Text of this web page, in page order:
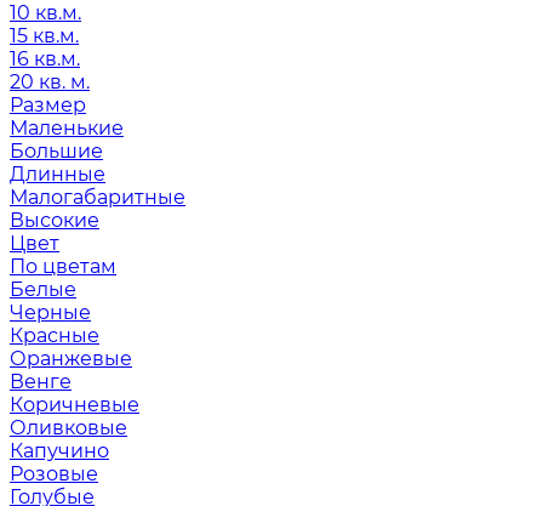
10 кв.м.
15 кв.м.
16 кв.м.
20 кв. м.
Размер
Маленькие
Большие
Длинные
Малогабаритные
Высокие
Цвет
По цветам
Белые
Черные
Красные
Оранжевые
Венге
Коричневые
Оливковые
Капучино
Розовые
Голубые